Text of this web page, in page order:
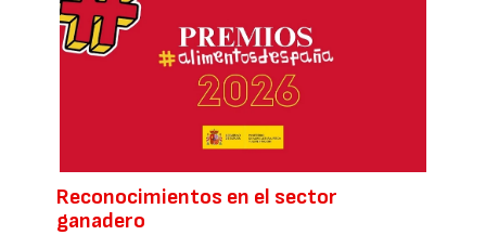
Reconocimientos en el sector
ganadero